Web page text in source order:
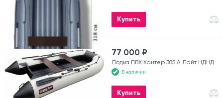
Купить
77 000 ₽
Лодка ПВХ Хантер 385 А Лайт НДНД
В наличии
Купить